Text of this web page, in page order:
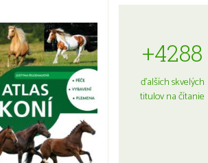
+4288
ďalších skvelých
titulov na čítanie